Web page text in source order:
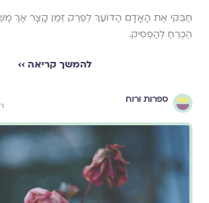
חַבְּקִי אֶת הָאָדָם הַדּוֹעֵךְ לְפֶרֶק זְמַן קָצָר אַךְ
הֶכְרֵחַ לְהַפְסִיק.
להמשך קריאה ››
ספרות ורוח